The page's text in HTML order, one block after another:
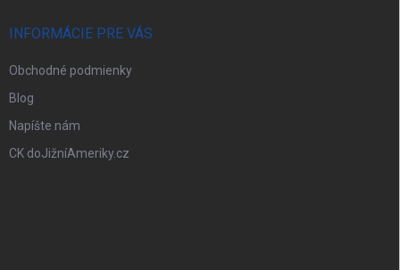
INFORMÁCIE PRE VÁS
Obchodné podmienky
Blog
Napíšte nám
CK doJižníAmeriky.cz